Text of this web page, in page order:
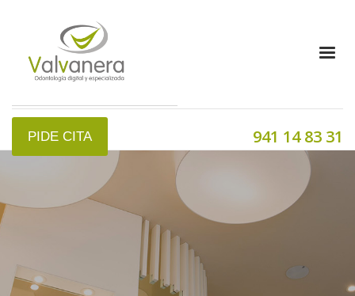
PIDE CITA 941 14 83 31